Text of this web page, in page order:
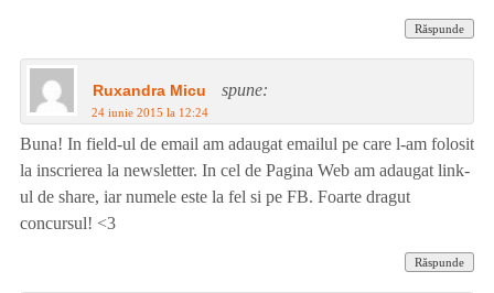
Răspunde
Ruxandra Micu spune:
24 iunie 2015 la 12:24
Buna! In field-ul de email am adaugat emailul pe care l-am folosit
la inscrierea la newsletter. In cel de Pagina Web am adaugat link-
ul de share, iar numele este la fel si pe FB. Foarte dragut
concursul! <3
Răspunde